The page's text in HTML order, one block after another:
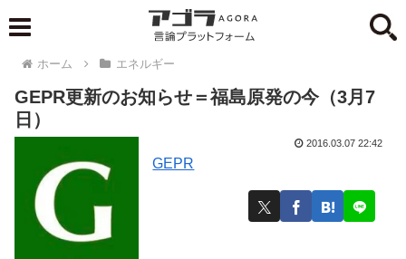
ホーム エネルギー
GEPR更新のお知らせ＝福島原発の今（3月7
日）
GEPR
2016.03.07 22:42